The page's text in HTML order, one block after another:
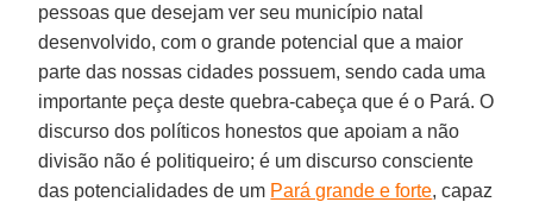
pessoas que desejam ver seu município natal
desenvolvido, com o grande potencial que a maior
parte das nossas cidades possuem, sendo cada uma
importante peça deste quebra-cabeça que é o Pará. O
discurso dos políticos honestos que apoiam a não
divisão não é politiqueiro; é um discurso consciente
das potencialidades de um Pará grande e forte, capaz